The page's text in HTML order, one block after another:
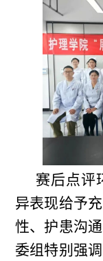
赛后点评
异表现给予
性、护患沟
委组特别强